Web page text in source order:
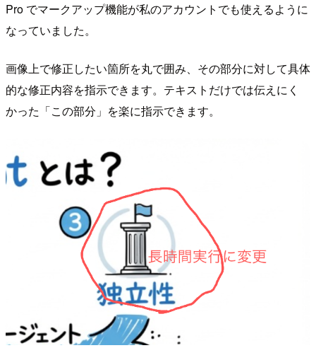
Pro でマークアップ機能が私のアカウントでも使えるように
なっていました。
画像上で修正したい箇所を丸で囲み、その部分に対して具体
的な修正内容を指示できます。テキストだけでは伝えにく
かった「この部分」を楽に指示できます。